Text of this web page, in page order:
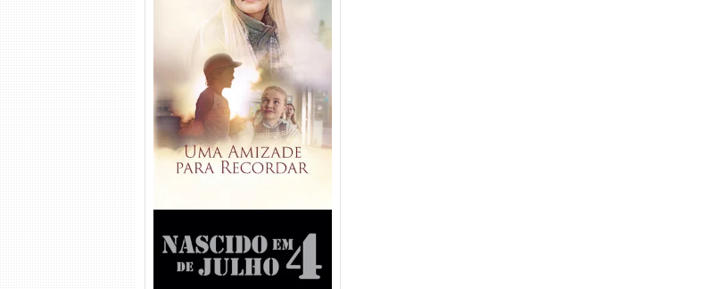
Uma Amizade para Recordar
Torrent (2025) WEB-DL 1080p
Dual Áudio